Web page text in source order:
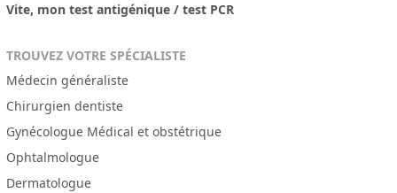
Vite, mon test antigénique / test PCR
TROUVEZ VOTRE SPÉCIALISTE
Médecin généraliste
Chirurgien dentiste
Gynécologue Médical et obstétrique
Ophtalmologue
Dermatologue